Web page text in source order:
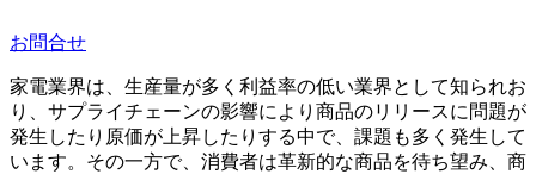
お問合せ
家電業界は、生産量が多く利益率の低い業界として知られお
り、サプライチェーンの影響により商品のリリースに問題が
発生したり原価が上昇したりする中で、課題も多く発生して
います。その一方で、消費者は革新的な商品を待ち望み、商